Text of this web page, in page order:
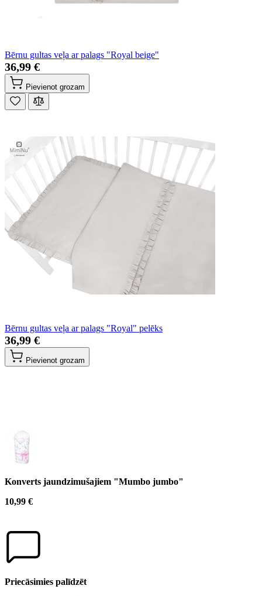
Bērnu gultas veļa ar palags "Royal beige"
36,99 €
Pievienot grozam
Bērnu gultas veļa ar palags "Royal" pelēks
36,99 €
Pievienot grozam
Konverts jaundzimušajiem "Mumbo jumbo"
10,99 €
Priecāsimies palīdzēt